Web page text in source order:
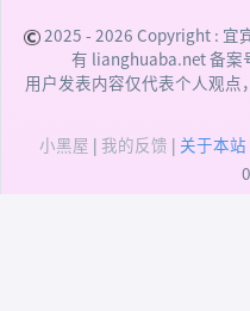
2025 - 2026 Copyright : 宜
有 lianghuaba.net 备案
用户发表内容仅代表个人观
小黑屋 | 我的反馈 | 关于本站